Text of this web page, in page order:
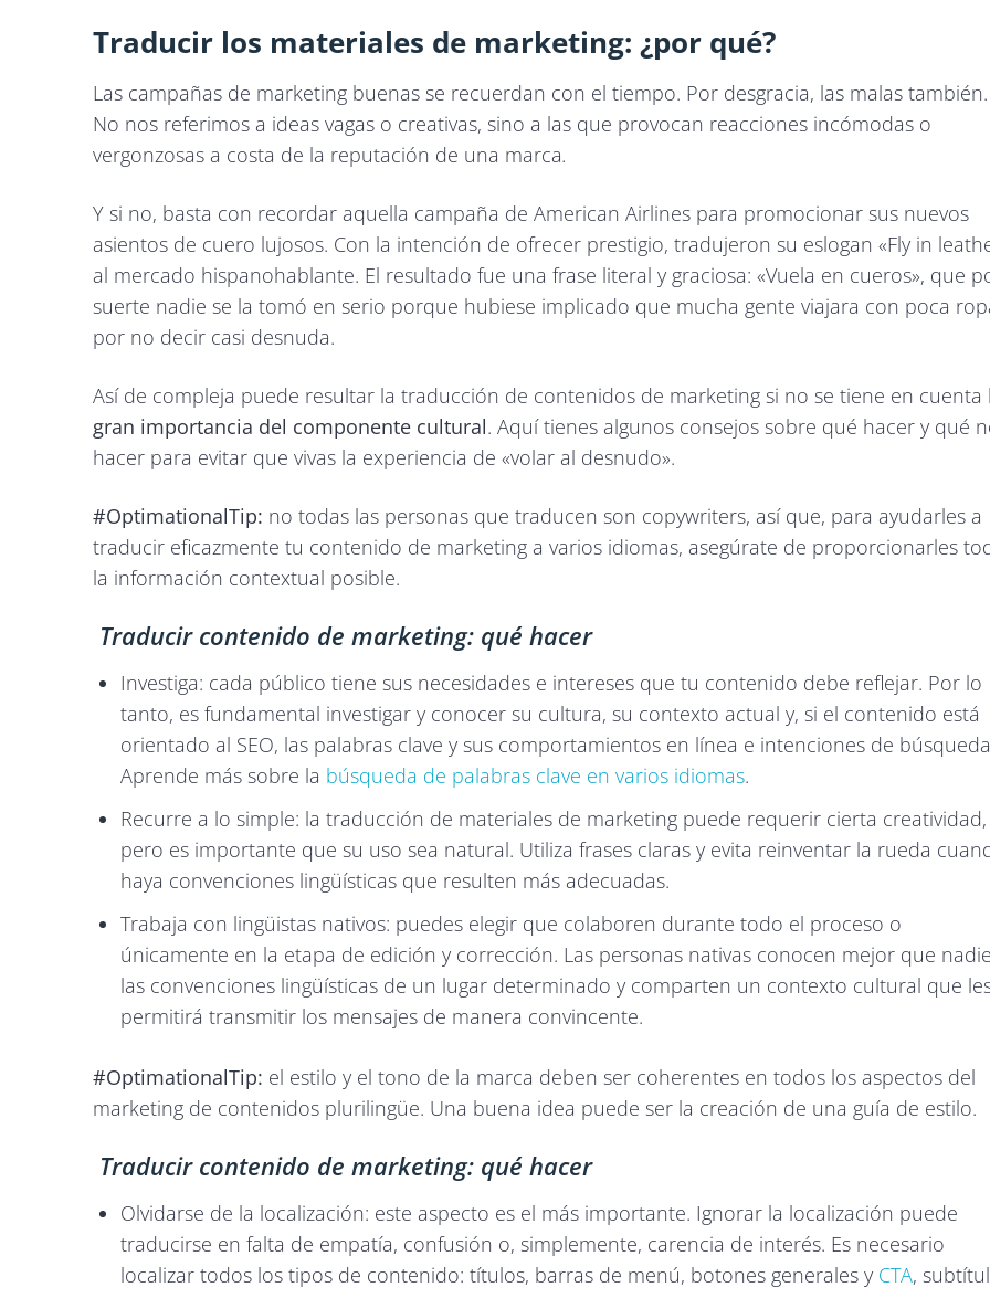
Traducir los materiales de marketing: ¿por qué?
Las campañas de marketing buenas se recuerdan con el tiempo. Por desgracia, las malas también.
No nos referimos a ideas vagas o creativas, sino a las que provocan reacciones incómodas o
vergonzosas a costa de la reputación de una marca.
Y si no, basta con recordar aquella campaña de American Airlines para promocionar sus nuevos
asientos de cuero lujosos. Con la intención de ofrecer prestigio, tradujeron su eslogan «Fly in
al mercado hispanohablante. El resultado fue una frase literal y graciosa: «Vuela en cueros», que
suerte nadie se la tomó en serio porque hubiese implicado que mucha gente viajara con poca
por no decir casi desnuda.
Así de compleja puede resultar la traducción de contenidos de marketing si no se tiene en cuenta
gran importancia del componente cultural. Aquí tienes algunos consejos sobre qué hacer y qué
hacer para evitar que vivas la experiencia de «volar al desnudo».
#OptimationalTip: no todas las personas que traducen son copywriters, así que, para ayudarles a
traducir eficazmente tu contenido de marketing a varios idiomas, asegúrate de proporcionarles
la información contextual posible.
Traducir contenido de marketing: qué hacer
Investiga: cada público tiene sus necesidades e intereses que tu contenido debe reflejar. Por lo
tanto, es fundamental investigar y conocer su cultura, su contexto actual y, si el contenido está
orientado al SEO, las palabras clave y sus comportamientos en línea e intenciones de
Aprende más sobre la búsqueda de palabras clave en varios idiomas.
Recurre a lo simple: la traducción de materiales de marketing puede requerir cierta creatividad,
pero es importante que su uso sea natural. Utiliza frases claras y evita reinventar la rueda
haya convenciones lingüísticas que resulten más adecuadas.
Trabaja con lingüistas nativos: puedes elegir que colaboren durante todo el proceso o
únicamente en la etapa de edición y corrección. Las personas nativas conocen mejor que
las convenciones lingüísticas de un lugar determinado y comparten un contexto cultural que
permitirá transmitir los mensajes de manera convincente.
#OptimationalTip: el estilo y el tono de la marca deben ser coherentes en todos los aspectos del
marketing de contenidos plurilingüe. Una buena idea puede ser la creación de una guía de estilo.
Traducir contenido de marketing: qué hacer
Olvidarse de la localización: este aspecto es el más importante. Ignorar la localización puede
traducirse en falta de empatía, confusión o, simplemente, carencia de interés. Es necesario
localizar todos los tipos de contenido: títulos, barras de menú, botones generales y CTA,